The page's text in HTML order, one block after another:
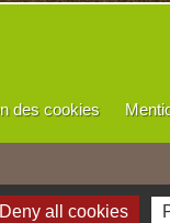
des cookies
all cookies